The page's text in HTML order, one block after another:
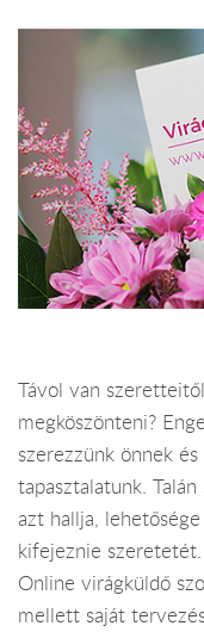
Távol van
megköszönteni?
szerezzünk önnek
tapasztalatunk.
azt hallja,
kifejeznie
Online virágküldő
mellett saját